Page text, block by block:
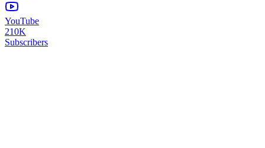
YouTube
210K
Subscribers